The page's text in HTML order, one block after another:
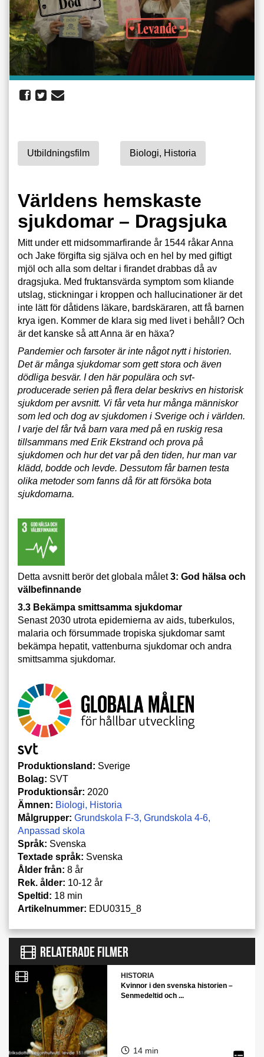
Utbildningsfilm Biologi, Historia
Världens hemskaste
sjukdomar – Dragsjuka
Mitt under ett midsommarfirande år 1544 råkar Anna
och Jake förgifta sig själva och en hel by med giftigt
mjöl och alla som deltar i firandet drabbas då av
dragsjuka. Med fruktansvärda symptom som kliande
utslag, stickningar i kroppen och hallucinationer är det
inte lätt för dåtidens läkare, bardskäraren, att få barnen
krya igen. Kommer de klara sig med livet i behåll? Och
är det kanske så att Anna är en häxa?
Pandemier och farsoter är inte något nytt i historien.
Det är många sjukdomar som gett stora och även
dödliga besvär. I den här populära och svt-
producerade serien på flera delar beskrivs en historisk
sjukdom per avsnitt. Vi får veta hur många människor
som led och dog av sjukdomen i Sverige och i världen.
I varje del får två barn vara med på en ruskig resa
tillsammans med Erik Ekstrand och prova på
sjukdomen och hur det var på den tiden, hur man var
klädd, bodde och levde. Dessutom får barnen testa
olika metoder som fanns då för att försöka bota
sjukdomarna.
Detta avsnitt berör det globala målet3: God hälsa och
välbefinnande
3.3 Bekämpa smittsamma sjukdomar
Senast 2030 utrota epidemierna av aids, tuberkulos,
malaria och försummade tropiska sjukdomar samt
bekämpa hepatit, vattenburna sjukdomar och andra
smittsamma sjukdomar.
Produktionsland: Sverige
Bolag: SVT
Produktionsår: 2020
Ämnen: Biologi
Historia
Målgrupper: Grundskola F-3 Grundskola 4-6
Anpassad skola
Språk: Svenska
Textade språk: Svenska
Ålder från: 8 år
Rek. ålder: 10-12 år
Speltid: 18 min
Artikelnummer: EDU0315_8
RELATERADE FILMER
HISTORIA
Kvinnor i den svenska historien –
Senmedeltid och ...
14 min